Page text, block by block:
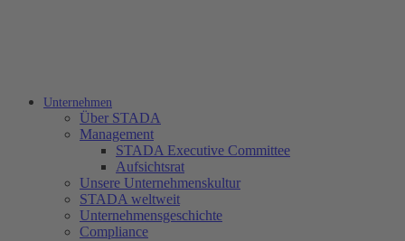
Unternehmen
Über STADA
Management
STADA Executive Committee
Aufsichtsrat
Unsere Unternehmenskultur
STADA weltweit
Unternehmensgeschichte
Compliance